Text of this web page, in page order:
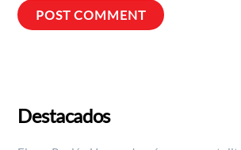
Destacados